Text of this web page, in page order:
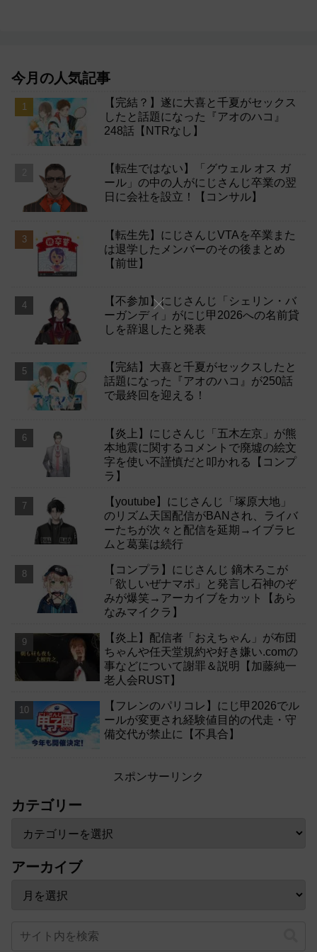
今月の人気記事
【完結？】遂に大喜と千夏がセックス
したと話題になった『アオのハコ』
248話【NTRなし】
【転生ではない】「グウェル オス ガ
ール」の中の人がにじさんじ卒業の翌
日に会社を設立！【コンサル】
【転生先】にじさんじVTAを卒業また
は退学したメンバーのその後まとめ
【前世】
【不参加】にじさんじ「シェリン・バ
ーガンディ」がにじ甲2026への名前貸
しを辞退したと発表
【完結】大喜と千夏がセックスしたと
話題になった『アオのハコ』が250話
で最終回を迎える！
【炎上】にじさんじ「五木左京」が熊
本地震に関するコメントで廃墟の絵文
字を使い不謹慎だと叩かれる【コンプ
ラ】
【youtube】にじさんじ「塚原大地」
のリズム天国配信がBANされ、ライバ
ーたちが次々と配信を延期→イブラヒ
ムと葛葉は続行
【コンプラ】にじさんじ 鏑木ろこが
「欲しいぜナマポ」と発言し石神のぞ
みが爆笑→アーカイブをカット【あら
なみマイクラ】
【炎上】配信者「おえちゃん」が布団
ちゃんや任天堂規約や好き嫌い.comの
事などについて謝罪＆説明【加藤純一
老人会RUST】
【フレンのパリコレ】にじ甲2026でル
ールが変更され経験値目的の代走・守
備交代が禁止に【不具合】
スポンサーリンク
カテゴリー
アーカイブ